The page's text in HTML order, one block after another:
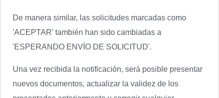
De manera similar, las solicitudes marcadas como
'ACEPTAR' también han sido cambiadas a
'ESPERANDO ENVÍO DE SOLICITUD'.
Una vez recibida la notificación, será posible presentar
nuevos documentos, actualizar la validez de los